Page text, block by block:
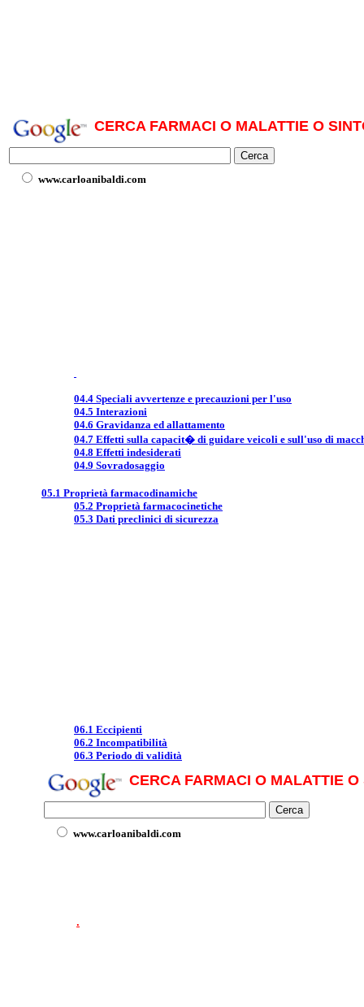
CERCA FARMACI O MALATTIE O
www.carloanibaldi.com
04.4 Speciali avvertenze e precauzioni per l'uso
04.5 Interazioni
04.6 Gravidanza ed allattamento
04.7 Effetti sulla capacit� di guidare veicoli e sull'uso di
04.8 Effetti indesiderati
04.9 Sovradosaggio
05.1 Proprietà farmacodinamiche
05.2 Proprietà farmacocinetiche
05.3 Dati preclinici di sicurezza
06.1 Eccipienti
06.2 Incompatibilità
06.3 Periodo di validità
CERCA FARMACI O MALATTIE
www.carloanibaldi.com
.